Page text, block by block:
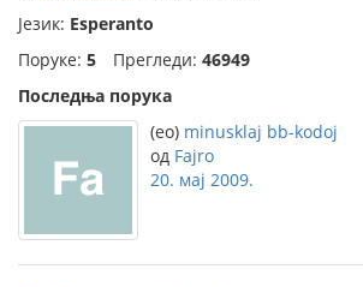
Језик: Esperanto
Поруке: 5 Прегледи: 46949
Последња порука
(eo) minusklaj bb-kodoj
од Fajro
20. мај 2009.